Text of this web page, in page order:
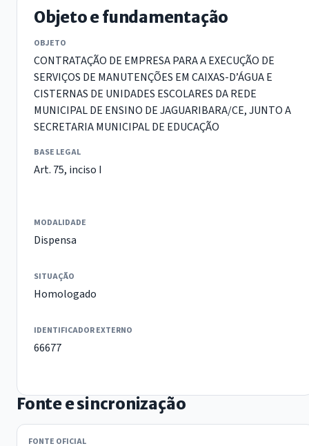
Objeto e fundamentação
OBJETO
CONTRATAÇÃO DE EMPRESA PARA A EXECUÇÃO DE
SERVIÇOS DE MANUTENÇÕES EM CAIXAS-D’ÁGUA E
CISTERNAS DE UNIDADES ESCOLARES DA REDE
MUNICIPAL DE ENSINO DE JAGUARIBARA/CE, JUNTO A
SECRETARIA MUNICIPAL DE EDUCAÇÃO
BASE LEGAL
Art. 75, inciso I
MODALIDADE
Dispensa
SITUAÇÃO
Homologado
IDENTIFICADOR EXTERNO
66677
Fonte e sincronização
FONTE OFICIAL